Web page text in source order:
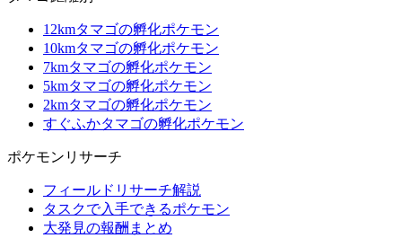
12kmタマゴの孵化ポケモン
10kmタマゴの孵化ポケモン
7kmタマゴの孵化ポケモン
5kmタマゴの孵化ポケモン
2kmタマゴの孵化ポケモン
すぐふかタマゴの孵化ポケモン
ポケモンリサーチ
フィールドリサーチ解説
タスクで入手できるポケモン
大発見の報酬まとめ